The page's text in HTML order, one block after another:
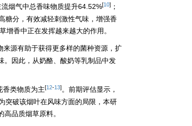
烟气中总香味物质提升64.52%[10] ；
糖分，有效减轻刺激性气味，增强香
增香中正在发挥越来越大的作用。
来源有助于获得更多样的菌种资源，扩
。因此，从奶酪、酸奶等乳制品中发
香类物质为主[12-13]。前期评估显示，
突破该烟叶在风味方面的局限，本研
品质烟草原料。